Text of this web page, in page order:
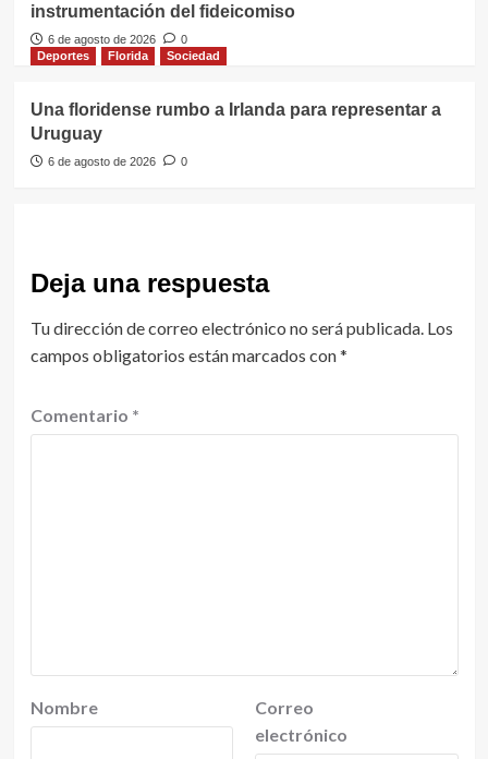
instrumentación del fideicomiso
6 de agosto de 2026
0
Deportes
Florida Sociedad
Una floridense rumbo a Irlanda para representar a
Uruguay
6 de agosto de 2026 0
Deja una respuesta
Tu dirección de correo electrónico no será publicada. Los
campos obligatorios están marcados con*
Comentario *
Nombre
Correo
electrónico